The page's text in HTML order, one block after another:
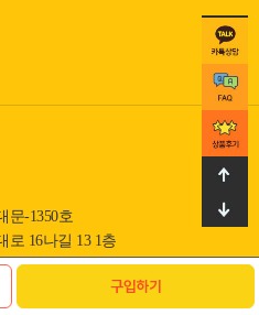
구입하기
문-1350호
로 16나길 13 1층